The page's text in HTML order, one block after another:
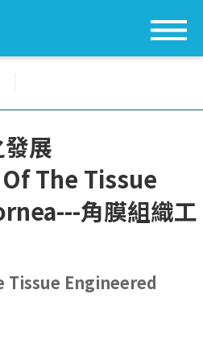
展
The Tissue
角膜組織工
Engineered